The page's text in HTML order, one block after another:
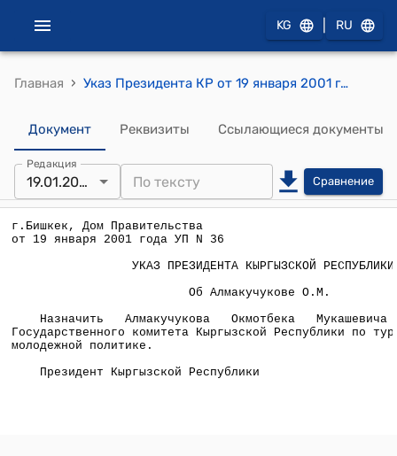
KG RU
Главная › Указ Президента КР от 19 января 2001 года УП №36 "Об Алмакучукове О.М."
Документ Реквизиты Ссылающиеся документы
Редакция
19.01.2001 Сравнение